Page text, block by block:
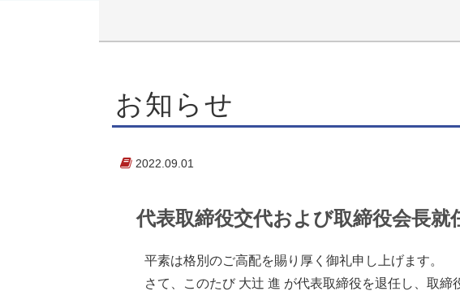
お知らせ
2022.09.01
代表取締役交代および取締役会長就
平素は格別のご高配を賜り厚く御礼申し上げます。
さて、このたび 大辻󠄀󠄀 進 が代表取締役を退任し、取締